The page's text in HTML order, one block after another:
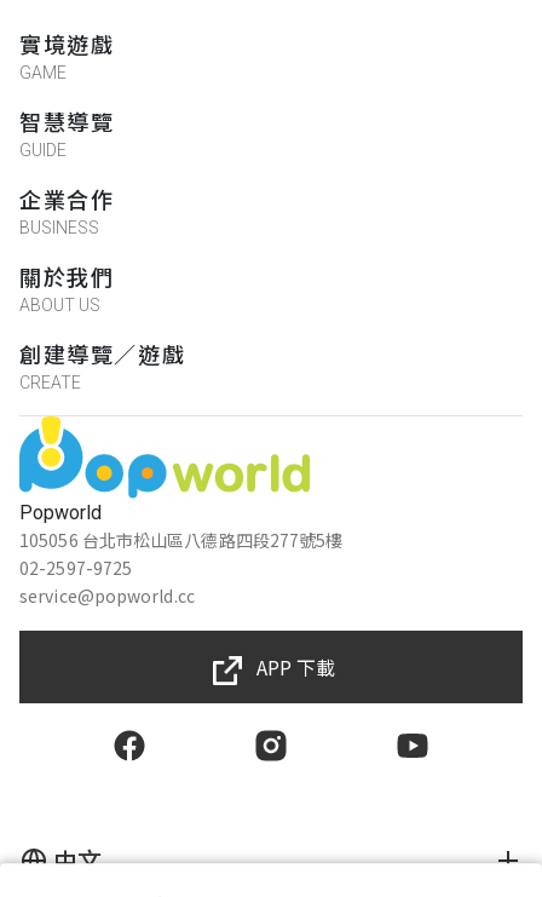
Popworld
105056 台北市松山區八德路四段277號5樓
02-2597-9725
service@popworld.cc
實境遊戲
GAME
智慧導覽
GUIDE
企業合作
BUSINESS
關於我們
ABOUT US
創建導覽／遊戲
CREATE
APP 下載
中文